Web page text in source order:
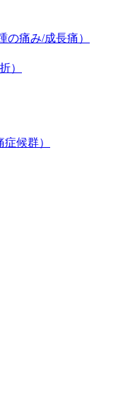
の痛み/成長痛）
）
候群）